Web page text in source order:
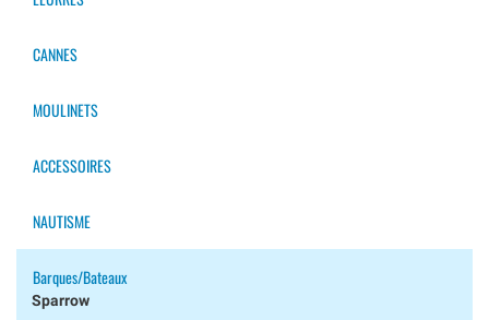
CANNES
MOULINETS
ACCESSOIRES
NAUTISME
Barques/bateaux
Sparrow